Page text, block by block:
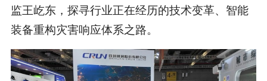
监王屹东，探寻行业正在经历的技术变革、智能
装备重构灾害响应体系之路。